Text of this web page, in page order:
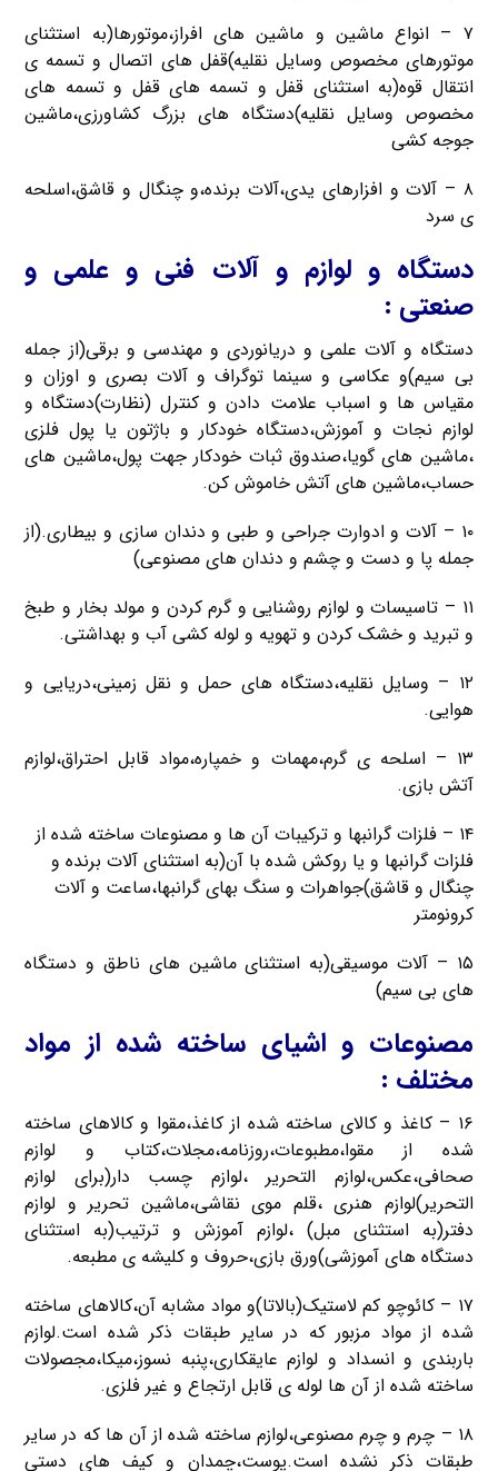
۷ – انواع ماشین و ماشین های افراز،موتورها(به استثنای
موتورهای مخصوص وسایل نقلیه)قفل های اتصال و تسمه ی
انتقال قوه(به استثنای قفل و تسمه های قفل و تسمه های
مخصوص وسایل نقلیه)دستگاه های بزرگ کشاورزی،ماشین
جوجه کشی
۸ – آلات و افزارهای یدی،آلات برنده،و چنگال و قاشق،اسلحه
ی سرد
دستگاه و لوازم و آلات فنی و علمی و
صنعتی :
دستگاه و آلات علمی و دریانوردی و مهندسی و برقی(از جمله
بی سیم)و عکاسی و سینما توگراف و آلات بصری و اوزان و
مقیاس ها و اسباب علامت دادن و کنترل (نظارت)دستگاه و
لوازم نجات و آموزش،دستگاه خودکار و باژتون یا پول فلزی
،ماشین های گویا،صندوق ثبات خودکار جهت پول،ماشین های
حساب،ماشین های آتش خاموش کن.
۱۰ – آلات و ادوارت جراحی و طبی و دندان سازی و بیطاری.(از
جمله پا و دست و چشم و دندان های مصنوعی)
۱۱ – تاسیسات و لوازم روشنایی و گرم کردن و مولد بخار و طبخ
و تبرید و خشک کردن و تهویه و لوله کشی آب و بهداشتی.
۱۲ – وسایل نقلیه،دستگاه های حمل و نقل زمینی،دریایی و
هوایی.
۱۳ – اسلحه ی گرم،مهمات و خمپاره،مواد قابل احتراق،لوازم
آتش بازی.
۱۴ – فلزات گرانبها و ترکیبات آن ها و مصنوعات ساخته شده از
فلزات گرانبها و یا روکش شده با آن(به استثنای آلات برنده و
چنگال و قاشق)جواهرات و سنگ بهای گرانبها،ساعت و آلات
کرونومتر
۱۵ – آلات موسیقی(به استثنای ماشین های ناطق و دستگاه
های بی سیم)
مصنوعات و اشیای ساخته شده از مواد
مختلف :
۱۶ – کاغذ و کالای ساخته شده از کاغذ،مقوا و کالاهای ساخته
شده از مقوا،مطبوعات،روزنامه،مجلات،کتاب و لوازم
صحافی،عکس،لوازم التحریر ،لوازم چسب دار(برای لوازم
التحریر)لوازم هنری ،قلم موی نقاشی،ماشین تحریر و لوازم
دفتر(به استثنای مبل) ،لوازم آموزش و ترتیب(به استثنای
دستگاه های آموزشی)ورق بازی،حروف و کلیشه ی مطبعه.
۱۷ – کائوچو کم لاستیک(بالاتا)و مواد مشابه آن،کالاهای ساخته
شده از مواد مزبور که در سایر طبقات ذکر شده است.لوازم
باربندی و انسداد و لوازم عایقکاری،پنبه نسوز،میکا،مجصولات
ساخته شده از آن ها لوله ی قابل ارتجاع و غیر فلزی.
۱۸ – چرم و چرم مصنوعی،لوازم ساخته شده از آن ها که در سایر
طبقات ذکر نشده است.پوست،چمدان و کیف های دستی